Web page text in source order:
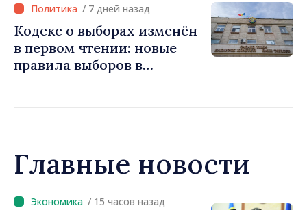
социальных сетях
/ 7 дней назад
Кодекс о выборах изменён
в первом чтении: новые
правила выборов в
Главные новости
/ 14 часов назад